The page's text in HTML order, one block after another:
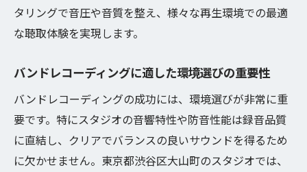
プロも注目の録音ノウハウで音源力を高める方
法
礎知識
プロ直伝のバンドレコーディング応用テク
ニック
バンドレコーディング成功例から学ぶポイ
ント
タリングで音圧や音質を整え、様々な再生環境での最適
な聴取体験を実現します。
バンドレコーディングに適した環境選びの重要性
バンドレコーディングの成功には、環境選びが非常に重
要です。特にスタジオの音響特性や防音性能は録音品質
に直結し、クリアでバランスの良いサウンドを得るため
に欠かせません。東京都渋谷区大山町のスタジオでは、